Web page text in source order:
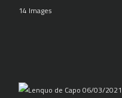
14 Images